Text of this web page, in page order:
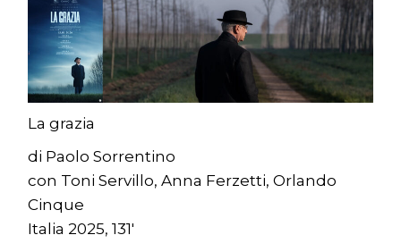
La grazia
di Paolo Sorrentino
con Toni Servillo, Anna Ferzetti, Orlando
Cinque
Italia 2025, 131′